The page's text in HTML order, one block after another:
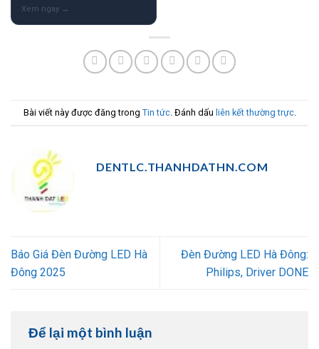
Bài viết này được đăng trong Tin tức. Đánh dấu liên kết thường trực.
DENTLC.THANHDATHN.COM
Báo Giá Đèn Đường LED Hà
Đông 2025
Đèn Đường LED Hà Đông:
Philips, Driver DONE
Để lại một bình luận